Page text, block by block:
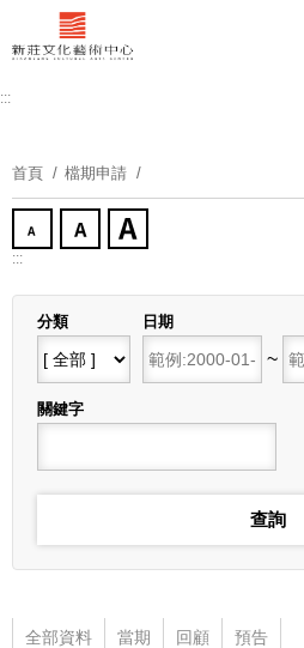
到
要
塊
:::
首頁 檔期申請
:::
分類
日期
開始日期
~
關鍵字
全部資料 當期 回顧 預告